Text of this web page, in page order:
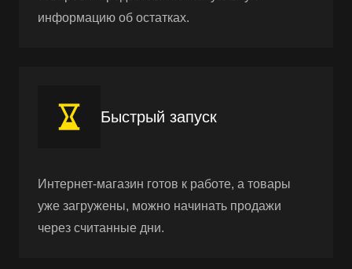
информацию об остатках.
Быстрый запуск
Интернет-магазин готов к работе, а товары
уже загружены, можно начинать продажи
через считанные дни.